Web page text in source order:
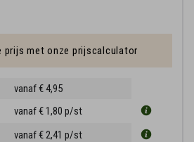
prijs met onze prijscalculator
vanaf € 4,95
vanaf € 1,80 p/st
vanaf € 2,41 p/st